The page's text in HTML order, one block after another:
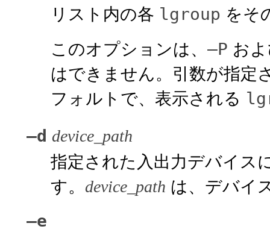
リスト内の各 lgroup をそ
このオプションは、
–P お
はできません。引数が指定
フォルトで、表示される
–d device_path
指定された入出力デバイス
す。
device_path は、デバイ
–e